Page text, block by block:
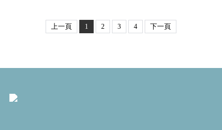
上一頁 1 2 3 4 下一頁